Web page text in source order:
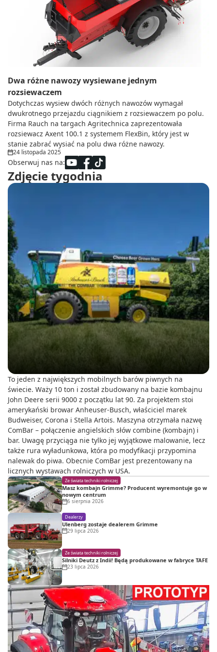
Do zbioru
Rolnictwo precyzyjne
Dealerzy
Ze świata techniki rolniczej
Dwa różne nawozy wysiewane jednym
rozsiewaczem
Dotychczas wysiew dwóch różnych nawozów wymagał
dwukrotnego przejazdu ciągnikiem z rozsiewaczem po polu.
Firma Rauch na targach Agritechnica zaprezentowała
rozsiewacz Axent 100.1 z systemem FlexBin, który jest w
stanie zabrać wysiać na polu dwa różne nawozy.
24 listopada 2025
Obserwuj nas na:
Zdjęcie tygodnia
To jeden z największych mobilnych barów piwnych na
świecie. Waży 10 ton i został zbudowany na bazie kombajnu
John Deere serii 9000 z początku lat 90. Za projektem stoi
amerykański browar Anheuser-Busch, właściciel marek
Budweiser, Corona i Stella Artois. Maszyna otrzymała nazwę
ComBar – połączenie angielskich słów combine (kombajn) i
bar. Uwagę przyciąga nie tylko jej wyjątkowe malowanie, lecz
także rura wyładunkowa, która po modyfikacji przypomina
nalewak do piwa. Obecnie ComBar jest prezentowany na
licznych wystawach rolniczych w USA.
Ze świata techniki rolniczej
Masz kombajn Grimme? Producent wyremontuje go w
nowym centrum
6 sierpnia 2026
Dealerzy
Ulenberg zostaje dealerem Grimme
29 lipca 2026
Ze świata techniki rolniczej
Silniki Deutz z Indii! Będą produkowane w fabryce TAFE
23 lipca 2026